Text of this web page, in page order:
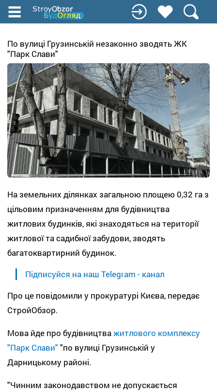
Перейти
до
вмісту
По вулиці Грузинській незаконно зводять ЖК
"Парк Слави"
На земельних ділянках загальною площею 0,32 га з
цільовим призначенням для будівництва
житлових будинків, які знаходяться на території
житлової та садибної забудови, зводять
багатоквартирний будинок.
Підписуйся на наш Telegram - канал
Про це повідомили у прокуратурі Києва, передає
СтройОбзор.
Мова йде про будівництважитлового комплексу
"Парк Слави" "по вулиці Грузинській у
Дарницькому районі.
"Чинним законодавством не допускається